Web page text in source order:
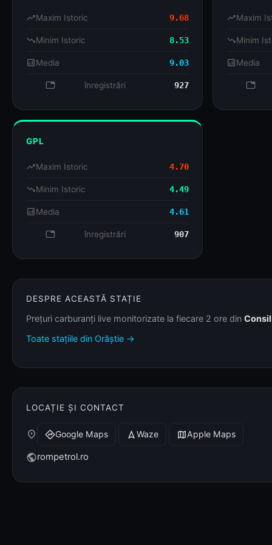
trending_upMaxim Istoric 9.68
trending_downMinim Istoric 8.53
analyticsMedia 9.03
database înregistrări 927
trending_upMaxim
trending_downMinim
analyticsMedia
GPL
trending_upMaxim Istoric 4.70
trending_downMinim Istoric 4.49
analyticsMedia 4.61
database înregistrări 907
DESPRE ACEASTĂ STAȚIE
Prețuri carburanți live monitorizate la fiecare 2 ore din
Toate stațiile din Orăștie →
LOCAȚIE ȘI CONTACT
place directionsGoogle Maps navigation Waze mapApple Maps
publicrompetrol.ro